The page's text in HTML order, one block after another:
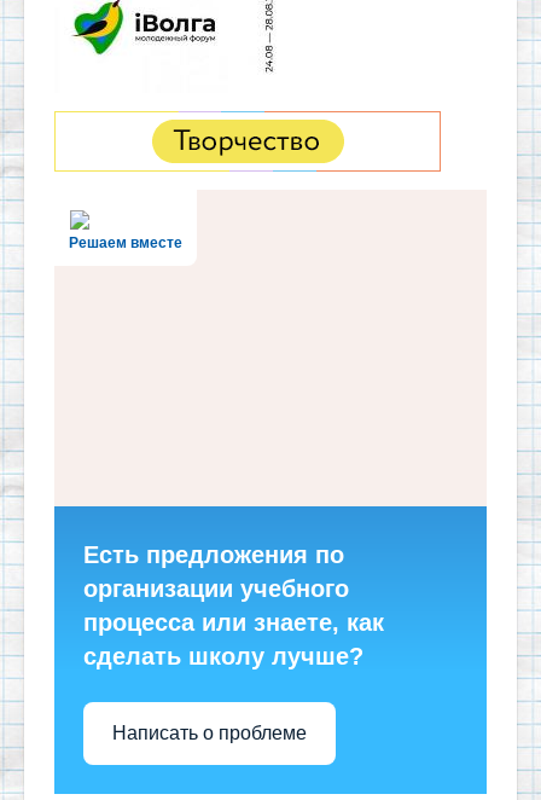
Решаем вместе
Есть предложения по
организации учебного
процесса или знаете, как
сделать школу лучше?
Написать о проблеме